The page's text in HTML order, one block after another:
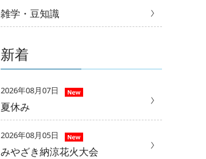
雑学・豆知識
新着
2026年08月07日
夏休み
2026年08月05日
みやざき納涼花火大会